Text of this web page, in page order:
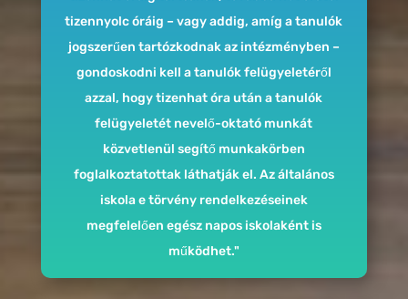
tizennyolc óráig – vagy addig, amíg a tanulók
jogszerűen tartózkodnak az intézményben –
gondoskodni kell a tanulók felügyeletéről
azzal, hogy tizenhat óra után a tanulók
felügyeletét nevelő-oktató munkát
közvetlenül segítő munkakörben
foglalkoztatottak láthatják el. Az általános
iskola e törvény rendelkezéseinek
megfelelően egész napos iskolaként is
működhet."